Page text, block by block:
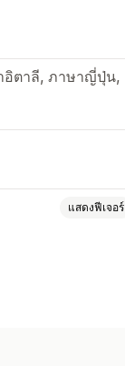
อิตาลี, ภาษาญี่ปุ่น,
แสดงฟีเจอร์